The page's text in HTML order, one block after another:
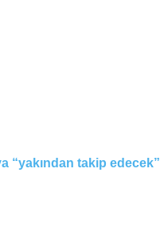
“yakından takip edecek”